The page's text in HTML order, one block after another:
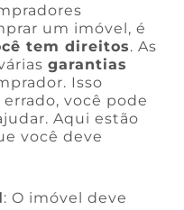
um imóvel, é
tem direitos. As
garantias
Isso
você pode
Aqui estão
você deve
: O imóvel deve